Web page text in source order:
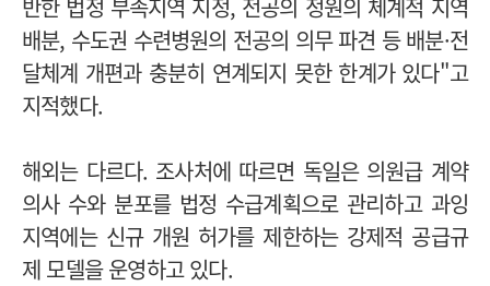
반한 법정 부족지역 지정, 전공의 정원의 체계적 지역
배분, 수도권 수련병원의 전공의 의무 파견 등 배분·전
달체계 개편과 충분히 연계되지 못한 한계가 있다"고
지적했다.
해외는 다르다. 조사처에 따르면 독일은 의원급 계약
의사 수와 분포를 법정 수급계획으로 관리하고 과잉
지역에는 신규 개원 허가를 제한하는 강제적 공급규
제 모델을 운영하고 있다.